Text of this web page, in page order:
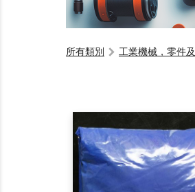
所有類別 工業機械，零件